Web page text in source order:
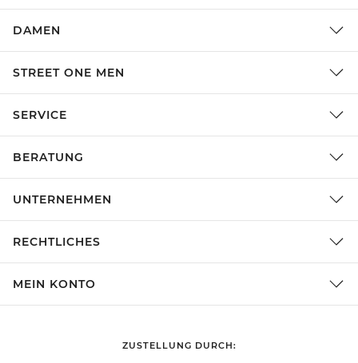
DAMEN
STREET ONE MEN
SERVICE
BERATUNG
UNTERNEHMEN
RECHTLICHES
MEIN KONTO
ZUSTELLUNG DURCH: